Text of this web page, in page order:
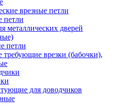
врезные петли
петли
металлических дверей
петли
требующие врезки (бабочки),
для доводчиков